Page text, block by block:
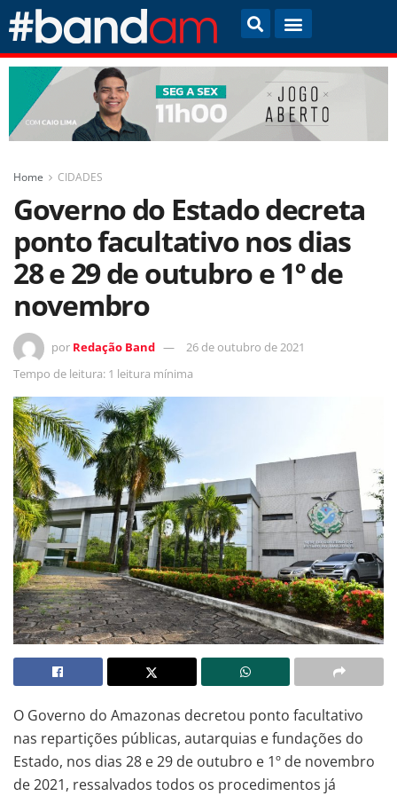
Home CIDADES
Governo do Estado decreta
ponto facultativo nos dias
28 e 29 de outubro e 1º de
novembro
por Redação Band
26 de outubro de 2021
Tempo de leitura: 1 leitura mínima
O Governo do Amazonas decretou ponto facultativo
nas repartições públicas, autarquias e fundações do
Estado, nos dias 28 e 29 de outubro e 1º de novembro
de 2021, ressalvados todos os procedimentos já